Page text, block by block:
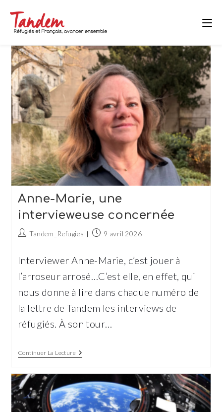
content
Anne-Marie, une
intervieweuse concernée
Auteur/autrice
publication :
Tandem_Refugies
Publication
9 avril 2026
Interviewer Anne-Marie, c’est jouer à
l’arroseur arrosé…C’est elle, en effet, qui
nous donne à lire dans chaque numéro de
la lettre de Tandem les interviews de
réfugiés. À son tour…
Continuer La LectureAnne-
Marie,
Intervieweuse
Concernée